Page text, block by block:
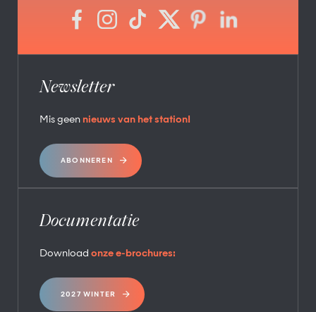
Newsletter
Mis geen nieuws van het station!
ABONNEREN
Documentatie
Download onze e-brochures:
2027 WINTER